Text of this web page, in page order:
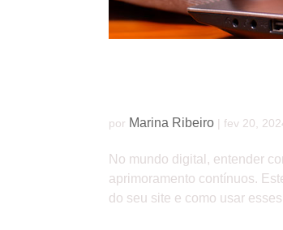
por Marina Ribeiro |fev 20,
No mundo digital, entender
aprimoramento contínuos.
do seu site e como usar